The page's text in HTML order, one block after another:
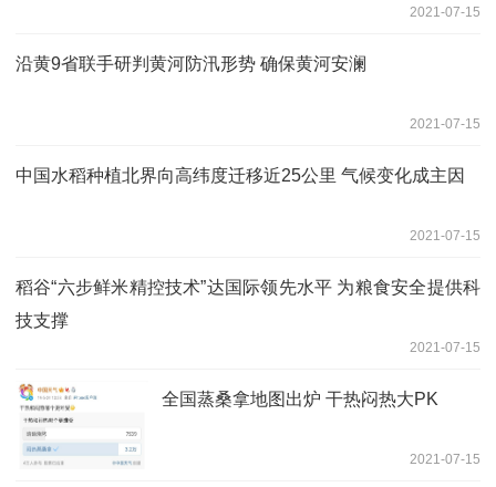
2021-07-15
沿黄9省联手研判黄河防汛形势 确保黄河安澜
2021-07-15
中国水稻种植北界向高纬度迁移近25公里 气候变化成主因
2021-07-15
稻谷“六步鲜米精控技术”达国际领先水平 为粮食安全提供科
技支撑
2021-07-15
全国蒸桑拿地图出炉 干热闷热大PK
2021-07-15